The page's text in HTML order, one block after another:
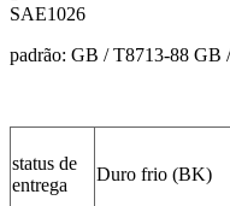
SAE1026
padrão: GB / T8713-88
status de
entrega
Duro frio (BK)